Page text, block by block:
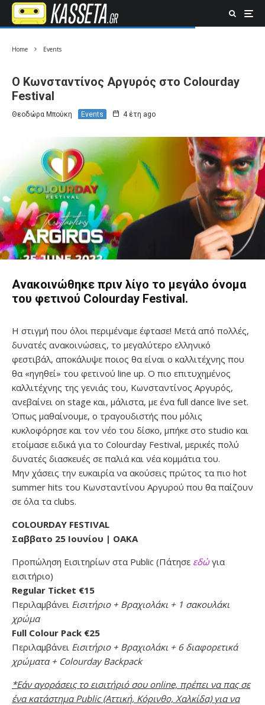
Home Events
O Κωνσταντίνος Αργυρός στο Colourday
Festival
Θεοδώρα Μπούκη Events 4 έτη ago
Ανακοινώθηκε πριν λίγο το μεγάλο όνομα
του φετινού Colourday Festival.
Η στιγμή που όλοι περιμέναμε έφτασε! Μετά από πολλές,
δυνατές ανακοινώσεις, το μεγαλύτερο ελληνικό
φεστιβάλ, αποκάλυψε ποιος θα είναι ο καλλιτέχνης που
θα «ηγηθεί» του φετινού line up. O πιο επιτυχημένος
καλλιτέχνης της γενιάς του, Κωνσταντίνος Αργυρός,
ανεβαίνει on stage και, μάλιστα, με ένα full dance live set.
Όπως μαθαίνουμε, ο τραγουδιστής που μόλις
κυκλοφόρησε και τον νέο του δίσκο, μπήκε στο studio και
ετοίμασε ειδικά για το Colourday Festival, μερικές πολύ
δυνατές διασκευές σε παλιά και νέα κομμάτια του.
Μην χάσεις την ευκαιρία να ακούσεις πρώτος τα πιο hot
summer hits του Κωνσταντίνου Αργυρού που θα παίζουν
σε όλα τα clubs.
COLOURDAY FESTIVAL
Σαββατο 25 Ιουνίου | ΟΑΚΑ
Προπώληση Εισιτηρίων στα Public (Πάτησε εδώ για
εισιτήριο)
Regular Ticket €15
Περιλαμβάνει Εισιτήριο + Βραχιολάκι + 1 σακουλάκι
χρώμα
Full Colour Pack €25
Περιλαμβάνει Εισιτήριο + Βραχιολάκι + 6 διαφορετικά
χρώματα + Colourday Backpack
*Εάν αγοράσεις το εισιτήριό σου online, πρέπει να πας σε
ένα κατάστημα Public (Αττική, Κόρινθο, Χαλκίδα) για να